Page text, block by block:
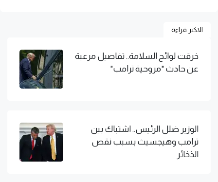
الاكثر قراءة
خرقت لوائح السلامة.. تفاصيل مرعبة
عن حادث "مروحية ترامب"
الوزير ضلل الرئيس.. اشتباك بين
ترامب وهيجسيث بسبب نقص
الذخائر